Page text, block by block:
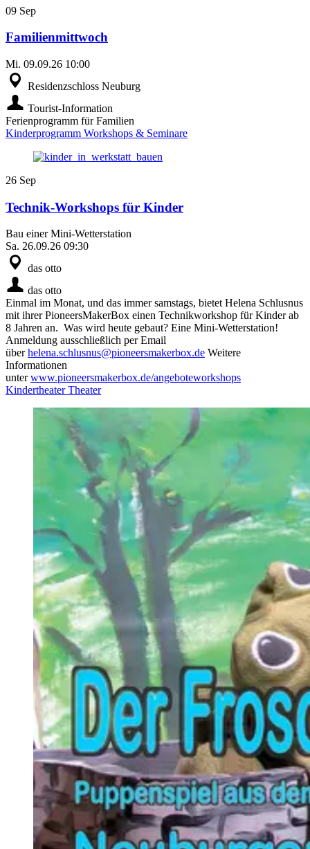
09 Sep
Familienmittwoch
Mi. 09.09.26 10:00
Residenzschloss Neuburg
Tourist-Information
Ferienprogramm für Familien
Kinderprogramm Workshops & Seminare
26 Sep
Technik-Workshops für Kinder
Bau einer Mini-Wetterstation
Sa. 26.09.26 09:30
das otto
das otto
Einmal im Monat, und das immer samstags, bietet Helena Schlusnus
mit ihrer PioneersMakerBox einen Technikworkshop für Kinder ab
8 Jahren an. Was wird heute gebaut? Eine Mini-Wetterstation!
Anmeldung ausschließlich per Email
überhelena.schlusnus@pioneersmakerbox.de Weitere
Informationen
unterwww.pioneersmakerbox.de/angeboteworkshops
KindertheaterTheater